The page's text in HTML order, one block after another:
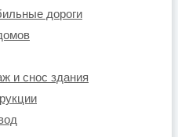
дороги
и снос здания